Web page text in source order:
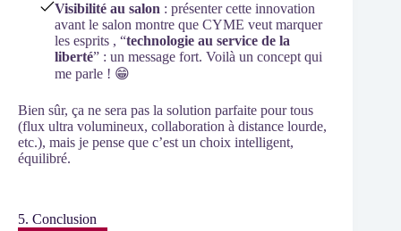
Visibilité au salon : présenter cette innovation
avant le salon montre que CYME veut marquer
les esprits , “technologie au service de la
liberté” : un message fort. Voilà un concept qui
me parle ! 😁
Bien sûr, ça ne sera pas la solution parfaite pour tous
(flux ultra volumineux, collaboration à distance lourde,
etc.), mais je pense que c’est un choix intelligent,
équilibré.
5. Conclusion